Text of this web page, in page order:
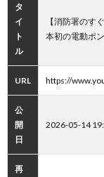
タ
イ
ト
ル
【消防署のす
本初の電動ポ
URL https://
公
開
日
2026-05-14
再